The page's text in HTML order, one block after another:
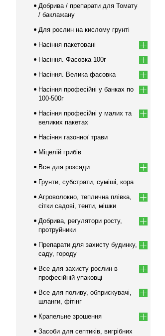
Добрива / препарати для Томату
/ баклажану
Для рослин на кислому грунті
Насіння пакетовані
Насіння. Фасовка 100г
Насіння. Велика фасовка
Насіння професійні у банках по
100-500г
Насіння професійні у малих та
великих пакетах
Насіння газонної трави
Міцелій грибів
Все для розсади
Грунти, субстрати, суміші, кора
Агроволокно, теплична плівка,
сітки садові, тенти, мішки
Добрива, регулятори росту,
протруйники
Препарати для захисту будинку,
саду, городу
Все для захисту рослин в
професійній упаковці
Все для поливу, обприскувачі,
шланги, фітінг
Крапельне зрошення
Засоби для септиків, вигрібних